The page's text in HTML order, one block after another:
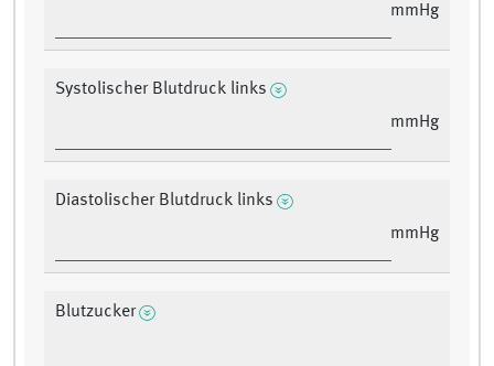
mmHg
Systolischer Blutdruck links
mmHg
Diastolischer Blutdruck links
mmHg
Blutzucker